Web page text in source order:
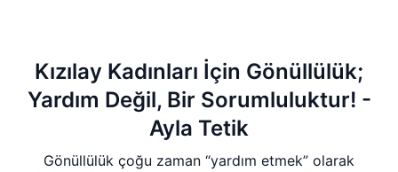
Kızılay Kadınları İçin Gönüllülük;
Yardım Değil, Bir Sorumluluktur! -
Ayla Tetik
Gönüllülük çoğu zaman “yardım etmek” olarak